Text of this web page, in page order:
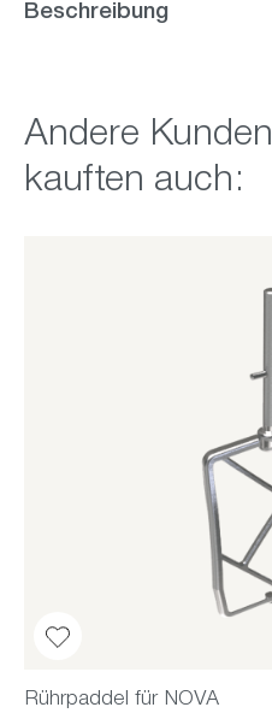
Beschreibung
Produktgalerie überspringen
Andere Kunden
kauften auch:
Rührpaddel für NOVA